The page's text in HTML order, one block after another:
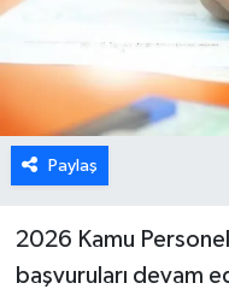
Paylaş
2026 Kamu Personel
başvuruları devam
Foto Galeri
Gediz
Genel
Gündem